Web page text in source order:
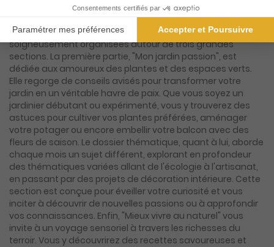
pour quiconque aspire à une existence plus sereine et
épanouissante. Chaque numéro est une véritable mine
d'or d'informations pratiques et inspirantes,
soigneusement organisées autour de trois grandes
sections. La première partie, "Mon jardin passion", est
dédiée aux amoureux des plantes et des espaces verts.
Elle regorge de conseils avisés pour transformer votre
jardin en un véritable havre de paix. Que vous soyez un
jardinier débutant ou expérimenté, vous y trouverez des
astuces pour cultiver vos plantes préférées, aménager
votre potager ou encore embellir votre balcon avec des
fleurs de saison. Le dossier thématique, quant à lui, aborde
chaque mois un sujet différent, explorant en profondeur
des thématiques variées allant de l'écologie à l'artisanat,
en passant par des projets de décoration intérieure. Cette
section est conçue pour éveiller votre curiosité et vous
inciter à découvrir de nouvelles passions ou à approfondir
vos connaissances. Enfin, "Mieux vivre au naturel" vous
invite à un voyage sensoriel à travers les richesses du
terroir. Vous y découvrirez des recettes savoureuses et